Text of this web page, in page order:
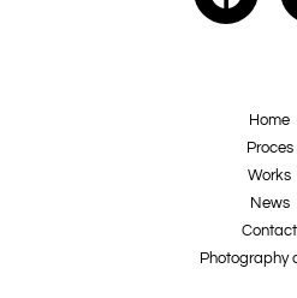
Home
Proces
Works
News
Contact
Photography